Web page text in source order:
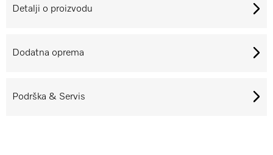
Detalji o proizvodu
Dodatna oprema
Podrška & Servis